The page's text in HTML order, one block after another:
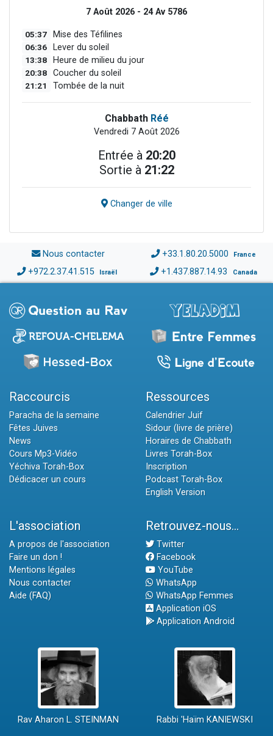
7 Août 2026 - 24 Av 5786
05:37 Mise des Téfilines
06:36 Lever du soleil
13:38 Heure de milieu du jour
20:38 Coucher du soleil
21:21 Tombée de la nuit
Chabbath Réé
Vendredi 7 Août 2026
Entrée à 20:20
Sortie à 21:22
Changer de ville
Nous contacter +33.1.80.20.5000 France
+972.2.37.41.515 Israël +1.437.887.14.93 Canada
Raccourcis
Paracha de la semaine
Fêtes Juives
News
Cours Mp3-Vidéo
Yéchiva Torah-Box
Dédicacer un cours
Ressources
Calendrier Juif
Sidour (livre de prière)
Horaires de Chabbath
Livres Torah-Box
Inscription
Podcast Torah-Box
English Version
L'association
A propos de l'association
Faire un don !
Mentions légales
Nous contacter
Aide (FAQ)
Retrouvez-nous...
Twitter
Facebook
YouTube
WhatsApp
WhatsApp Femmes
Application iOS
Application Android
Rav Aharon L. STEINMAN Rabbi 'Haïm KANIEWSKI